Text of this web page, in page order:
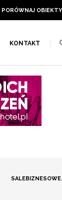
PORÓWNAJ OBIEKTY
KONTAKT